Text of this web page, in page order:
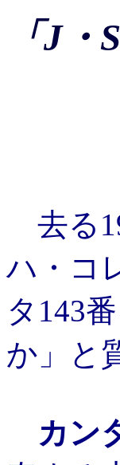
「J
去る
ハ・コ
タ143
か」と
カン